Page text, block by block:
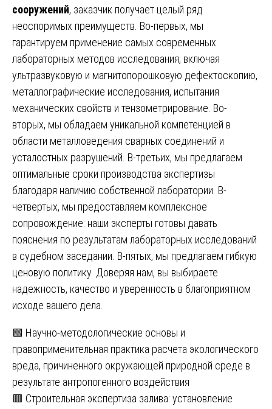
сооружений, заказчик получает целый ряд
неоспоримых преимуществ. Во-первых, мы
гарантируем применение самых современных
лабораторных методов исследования, включая
ультразвуковую и магнитопорошковую дефектоскопию,
металлографические исследования, испытания
механических свойств и тензометрирование. Во-
вторых, мы обладаем уникальной компетенцией в
области металловедения сварных соединений и
усталостных разрушений. В-третьих, мы предлагаем
оптимальные сроки производства экспертизы
благодаря наличию собственной лаборатории. В-
четвертых, мы предоставляем комплексное
сопровождение: наши эксперты готовы давать
пояснения по результатам лабораторных исследований
в судебном заседании. В-пятых, мы предлагаем гибкую
ценовую политику. Доверяя нам, вы выбираете
надежность, качество и уверенность в благоприятном
исходе вашего дела.
Навигация
по
записям
🟩 Научно-методологические основы и
правоприменительная практика расчета экологического
вреда, причиненного окружающей природной среде в
результате антропогенного воздействия
🟥 Строительная экспертиза залива: установление